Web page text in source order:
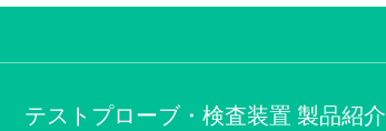
テストプローブ・検査装置 製品紹介